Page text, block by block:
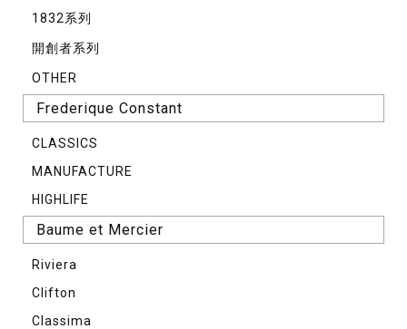
1832系列
開創者系列
OTHER
Frederique Constant
CLASSICS
MANUFACTURE
HIGHLIFE
Baume et Mercier
Riviera
Clifton
Classima